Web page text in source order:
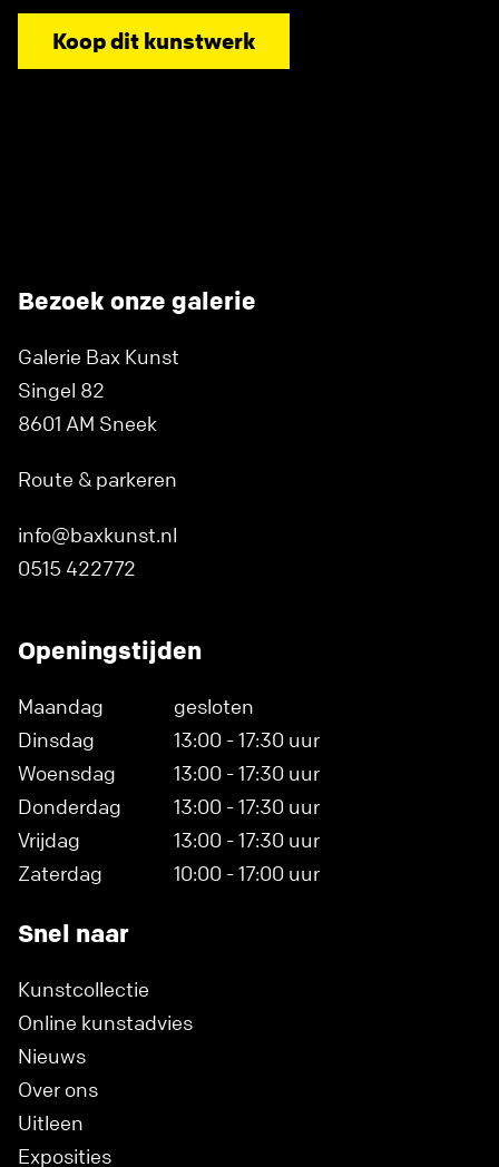
Koop dit kunstwerk
Bezoek onze galerie
Galerie Bax Kunst
Singel 82
8601 AM Sneek
Route & parkeren
info@baxkunst.nl
0515 422772
Openingstijden
Maandag
gesloten
Dinsdag
13:00 - 17:30 uur
Woensdag
13:00 - 17:30 uur
Donderdag
13:00 - 17:30 uur
Vrijdag
13:00 - 17:30 uur
Zaterdag
10:00 - 17:00 uur
Snel naar
Kunstcollectie
Online kunstadvies
Nieuws
Over ons
Uitleen
Exposities